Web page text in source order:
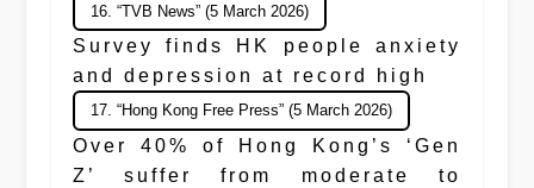
16. “TVB News” (5 March 2026)
Survey finds HK people anxiety
and depression at record high
17. “Hong Kong Free Press” (5 March 2026)
Over 40% of Hong Kong’s ‘Gen
Z’ suffer from moderate to